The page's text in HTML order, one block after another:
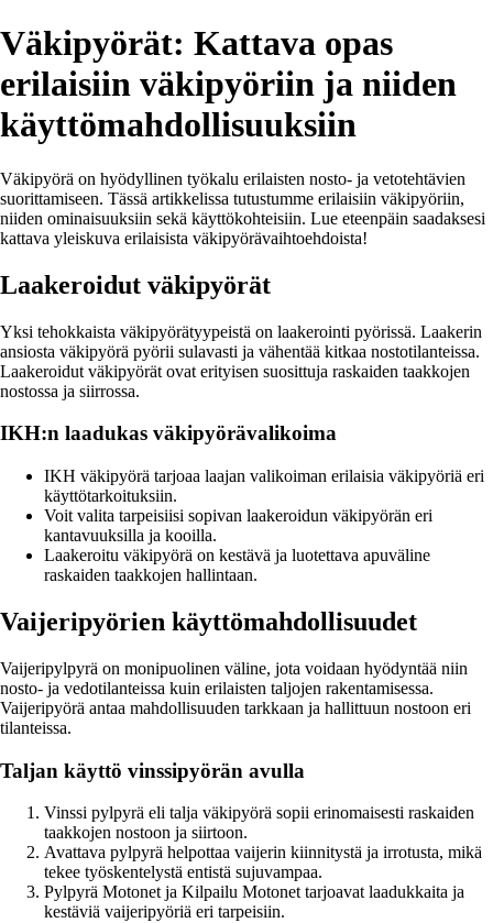
Väkipyörät: Kattava opas
erilaisiin väkipyöriin ja niiden
käyttömahdollisuuksiin
Väkipyörä on hyödyllinen työkalu erilaisten nosto- ja vetotehtävien
suorittamiseen. Tässä artikkelissa tutustumme erilaisiin väkipyöriin,
niiden ominaisuuksiin sekä käyttökohteisiin. Lue eteenpäin saadaksesi
kattava yleiskuva erilaisista väkipyörävaihtoehdoista!
Laakeroidut väkipyörät
Yksi tehokkaista väkipyörätyypeistä on laakerointi pyörissä. Laakerin
ansiosta väkipyörä pyörii sulavasti ja vähentää kitkaa nostotilanteissa.
Laakeroidut väkipyörät ovat erityisen suosittuja raskaiden taakkojen
nostossa ja siirrossa.
IKH:n laadukas väkipyörävalikoima
IKH väkipyörä tarjoaa laajan valikoiman erilaisia väkipyöriä eri
käyttötarkoituksiin.
Voit valita tarpeisiisi sopivan laakeroidun väkipyörän eri
kantavuuksilla ja kooilla.
Laakeroitu väkipyörä on kestävä ja luotettava apuväline
raskaiden taakkojen hallintaan.
Vaijeripyörien käyttömahdollisuudet
Vaijeripylpyrä on monipuolinen väline, jota voidaan hyödyntää niin
nosto- ja vedotilanteissa kuin erilaisten taljojen rakentamisessa.
Vaijeripyörä antaa mahdollisuuden tarkkaan ja hallittuun nostoon eri
tilanteissa.
Taljan käyttö vinssipyörän avulla
Vinssi pylpyrä eli talja väkipyörä sopii erinomaisesti raskaiden
taakkojen nostoon ja siirtoon.
Avattava pylpyrä helpottaa vaijerin kiinnitystä ja irrotusta, mikä
tekee työskentelystä entistä sujuvampaa.
Pylpyrä Motonet ja Kilpailu Motonet tarjoavat laadukkaita ja
kestäviä vaijeripyöriä eri tarpeisiin.